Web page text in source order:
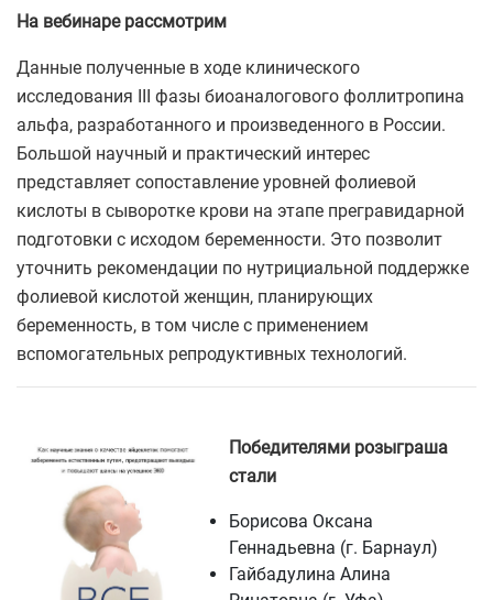
На вебинаре рассмотрим
Данные полученные в ходе клинического
исследования III фазы биоаналогового фоллитропина
альфа, разработанного и произведенного в России.
Большой научный и практический интерес
представляет сопоставление уровней фолиевой
кислоты в сыворотке крови на этапе прегравидарной
подготовки с исходом беременности. Это позволит
уточнить рекомендации по нутрициальной поддержке
фолиевой кислотой женщин, планирующих
беременность, в том числе с применением
вспомогательных репродуктивных технологий.
Победителями розыграша
стали
Борисова Оксана
Геннадьевна (г. Барнаул)
Гайбадулина Алина